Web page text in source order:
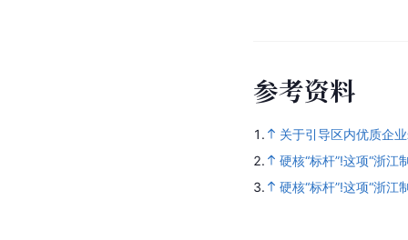
参考资料
1.
关于引导区内优质企
2.
硬核“标杆”!这项“浙江
3.
硬核“标杆”!这项“浙江